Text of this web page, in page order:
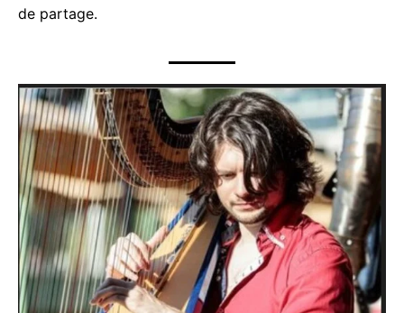
exceptionnels de plaisir et de partage.